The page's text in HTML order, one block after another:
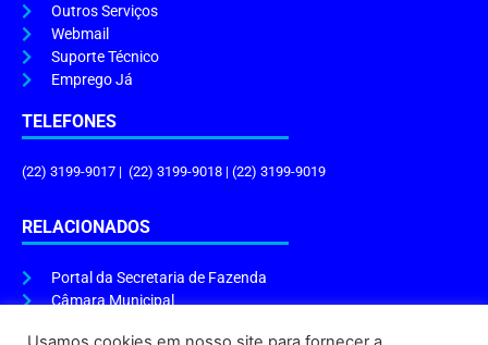
Outros Serviços
Webmail
Suporte Técnico
Emprego Já
TELEFONES
(22) 3199-9017 | (22) 3199-9018 | (22) 3199-9019
RELACIONADOS
Portal da Secretaria de Fazenda
Câmara Municipal